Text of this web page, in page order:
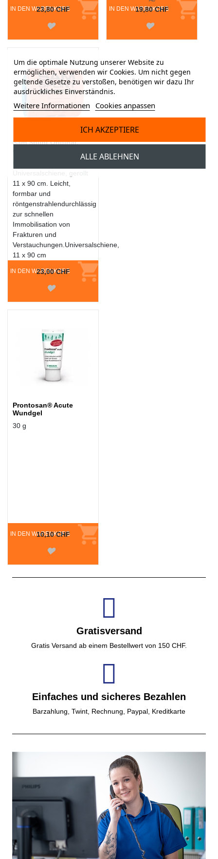
IN DEN WARENKORB
23,80 CHF IN DEN WARENKORB
19,80 CHF
Sam Splint Original,
11 x 90 cm. Leicht,
formbar und
röntgenstrahlendurchlässig
zur schnellen
Immobilisation von
Frakturen und
Verstauchungen.Universalschiene,
11 x 90 cm
IN DEN WARENKORB
23,00 CHF
Prontosan® Acute
Wundgel
30 g
IN DEN WARENKORB
10,10 CHF
Gratisversand
Gratis Versand ab einem Bestellwert von 150 CHF.
Einfaches und sicheres Bezahlen
Barzahlung, Twint, Rechnung, Paypal, Kreditkarte
Um die optimale Nutzung unserer Website zu
ermöglichen, verwenden wir Cookies. Um nicht gegen
geltende Gesetze zu verstoßen, benötigen wir dazu Ihr
ausdrückliches Einverständnis.
Weitere Informationen Cookies anpassen
ALLE ABLEHNEN
ICH AKZEPTIERE